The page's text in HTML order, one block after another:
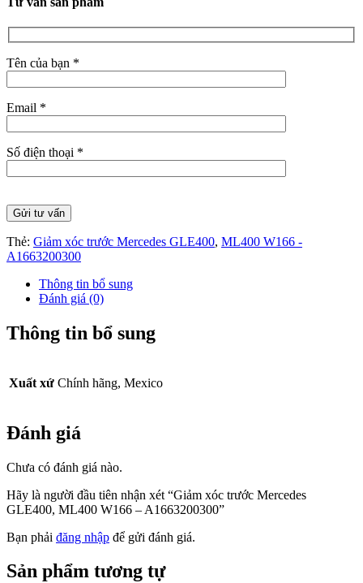
Tên của bạn *
Email *
Số điện thoại *
Thẻ: Giảm xóc trước Mercedes GLE400, ML400 W166 -
A1663200300
Thông tin bổ sung
Đánh giá (0)
Thông tin bổ sung
Xuất xứ Chính hãng, Mexico
Đánh giá
Chưa có đánh giá nào.
Hãy là người đầu tiên nhận xét “Giảm xóc trước Mercedes
GLE400, ML400 W166 – A1663200300”
Bạn phải đăng nhập để gửi đánh giá.
Sản phẩm tương tự